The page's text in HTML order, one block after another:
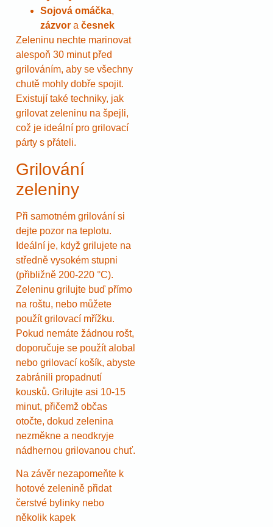
Sojová omáčka,
zázvor a česnek
Zeleninu nechte marinovat
alespoň 30 minut před
grilováním, aby se všechny
chutě mohly dobře spojit.
Existují také techniky, jak
grilovat zeleninu na špejli,
což je ideální pro grilovací
párty s přáteli.
Grilování
zeleniny
Při samotném grilování si
dejte pozor na teplotu.
Ideální je, když grilujete na
středně vysokém stupni
(přibližně 200-220 °C).
Zeleninu grilujte buď přímo
na roštu, nebo můžete
použít grilovací mřížku.
Pokud nemáte žádnou rošt,
doporučuje se použít alobal
nebo grilovací košík, abyste
zabránili propadnutí
kousků. Grilujte asi 10-15
minut, přičemž občas
otočte, dokud zelenina
nezměkne a neodkryje
nádhernou grilovanou chuť.
Na závěr nezapomeňte k
hotové zelenině přidat
čerstvé bylinky nebo
několik kapek